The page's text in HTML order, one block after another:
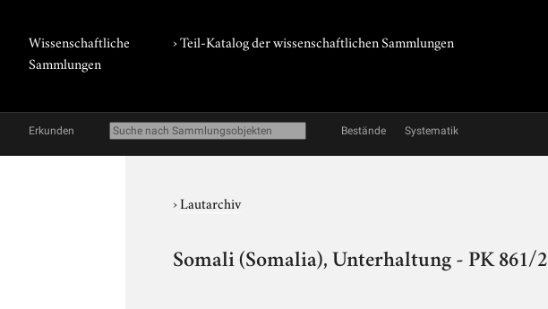
Wissenschaftliche
Sammlungen
› Teil-Katalog der wissenschaftlichen Sammlungen
Erkunden Bestände Systematik
›Lautarchiv
Somali (Somalia), Unterhaltung - PK 861/2